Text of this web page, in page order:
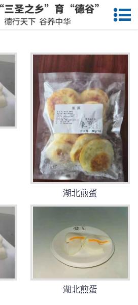
网站首页
湖北卤蛋
湖北茶叶蛋
湖北蛋壳粉
湖北溏心蛋
湖北鸡蛋干
湖北煎蛋
湖北煎蛋
湖北煎蛋